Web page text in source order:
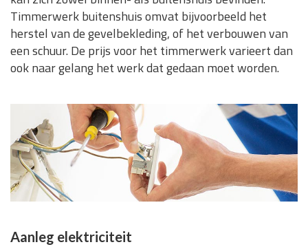
Timmerwerk buitenshuis omvat bijvoorbeeld het
herstel van de gevelbekleding, of het verbouwen van
een schuur. De prijs voor het timmerwerk varieert dan
ook naar gelang het werk dat gedaan moet worden.
Aanleg elektriciteit